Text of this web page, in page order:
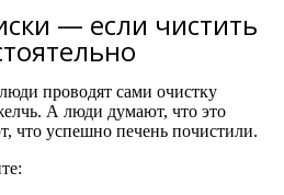
— если чистить
проводят сами очистку
А люди думают, что это
что успешно печень почистили.